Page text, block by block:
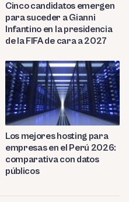
Cinco candidatos emergen
para suceder a Gianni
Infantino en la presidencia
de la FIFA de cara a 2027
Los mejores hosting para
empresas en el Perú 2026:
comparativa con datos
públicos